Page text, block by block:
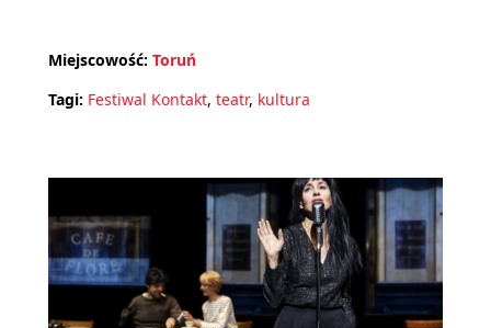
Miejscowość: Toruń
Tagi: Festiwal Kontakt, teatr, kultura